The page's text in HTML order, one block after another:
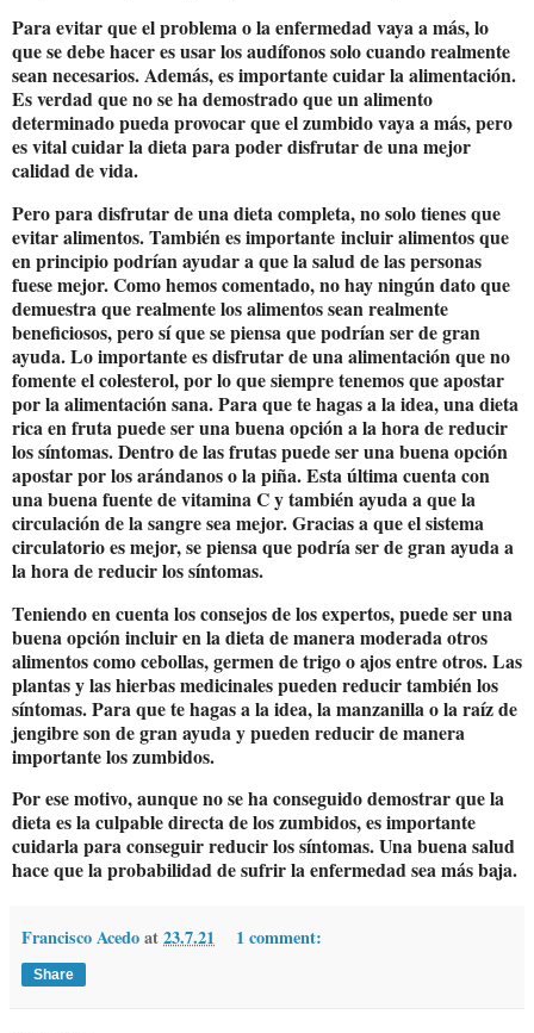
Para evitar que el problema o la enfermedad vaya a más, lo
que se debe hacer es usar los audífonos solo cuando realmente
sean necesarios. Además, es importante cuidar la alimentación.
Es verdad que no se ha demostrado que un alimento
determinado pueda provocar que el zumbido vaya a más, pero
es vital cuidar la dieta para poder disfrutar de una mejor
calidad de vida.
Pero para disfrutar de una dieta completa, no solo tienes que
evitar alimentos. También es importante incluir alimentos que
en principio podrían ayudar a que la salud de las personas
fuese mejor. Como hemos comentado, no hay ningún dato que
demuestra que realmente los alimentos sean realmente
beneficiosos, pero sí que se piensa que podrían ser de gran
ayuda. Lo importante es disfrutar de una alimentación que no
fomente el colesterol, por lo que siempre tenemos que apostar
por la alimentación sana. Para que te hagas a la idea, una dieta
rica en fruta puede ser una buena opción a la hora de reducir
los síntomas. Dentro de las frutas puede ser una buena opción
apostar por los arándanos o la piña. Esta última cuenta con
una buena fuente de vitamina C y también ayuda a que la
circulación de la sangre sea mejor. Gracias a que el sistema
circulatorio es mejor, se piensa que podría ser de gran ayuda a
la hora de reducir los síntomas.
Teniendo en cuenta los consejos de los expertos, puede ser una
buena opción incluir en la dieta de manera moderada otros
alimentos como cebollas, germen de trigo o ajos entre otros. Las
plantas y las hierbas medicinales pueden reducir también los
síntomas. Para que te hagas a la idea, la manzanilla o la raíz de
jengibre son de gran ayuda y pueden reducir de manera
importante los zumbidos.
Por ese motivo, aunque no se ha conseguido demostrar que la
dieta es la culpable directa de los zumbidos, es importante
cuidarla para conseguir reducir los síntomas. Una buena salud
hace que la probabilidad de sufrir la enfermedad sea más baja.
Francisco Acedoat23.7.21 1 comment:
Share